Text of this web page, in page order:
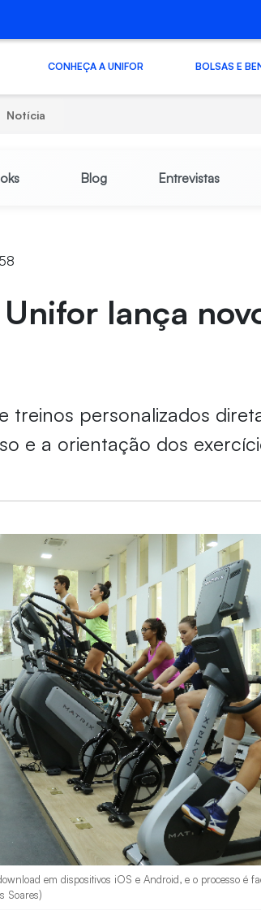
CONHEÇA A UNIFOR BOLSAS E
Notícia
Blog Entrevistas
lança
treinos personalizados
e a orientação dos
em dispositivos iOS e Android, e o processo é
Soares)